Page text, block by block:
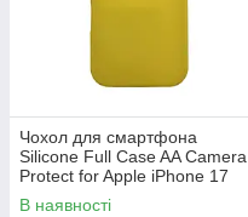
Чохол для смартфона
Silicone Full Case AA Camera
Protect for Apple iPhone 17
Pro Max 4,Yellow
В наявності